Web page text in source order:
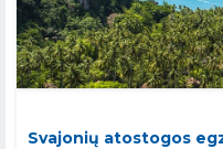
Svajonių atostogos